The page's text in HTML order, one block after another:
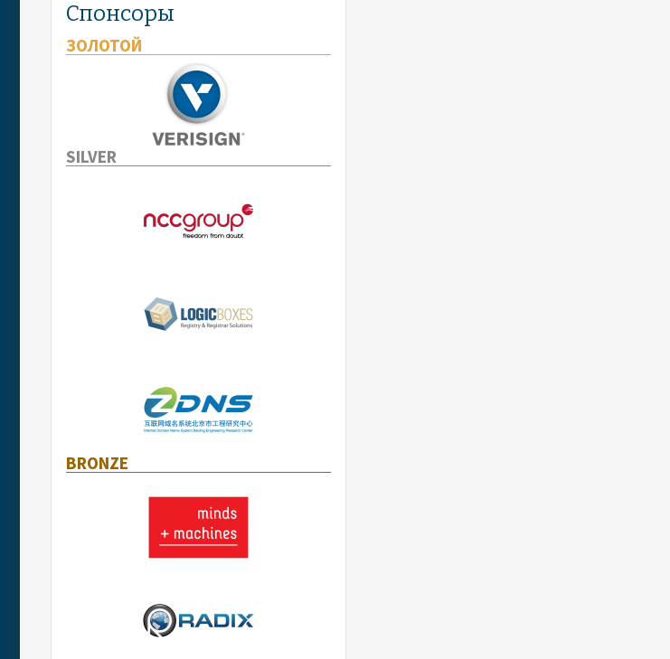
Спонсоры
ЗОЛОТОЙ
SILVER
BRONZE